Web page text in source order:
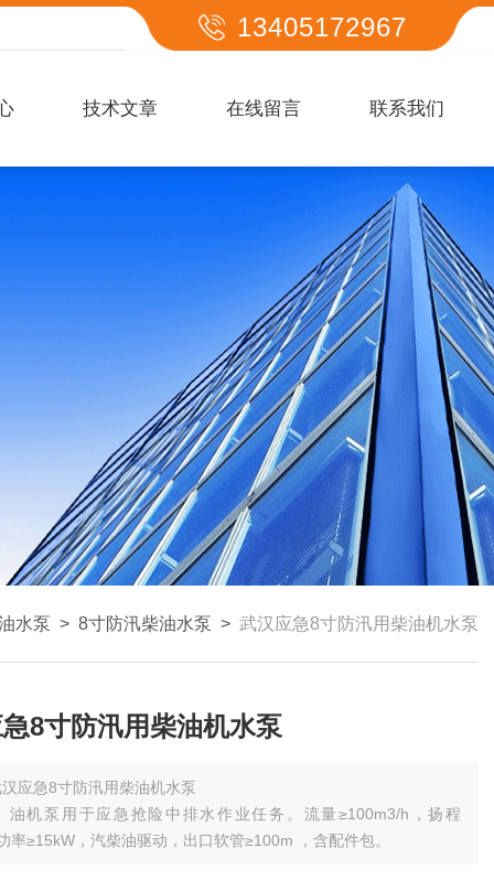
13405172967
技术文章 在线留言 联系我们
水泵 > 8寸防汛柴油水泵 > 武汉应急8寸防汛用柴油机水泵
8寸防汛用柴油机水泵
应急8寸防汛用柴油机水泵
油机泵用于应急抢险中排水作业任务。流量≥100m3/h，扬程
率≥15kW，汽柴油驱动，出口软管≥100m ，含配件包。